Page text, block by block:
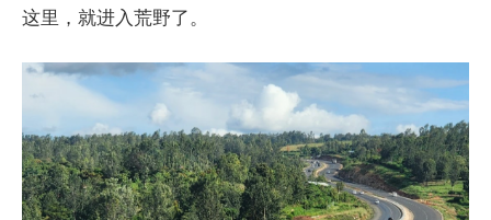
这里，就进入荒野了。